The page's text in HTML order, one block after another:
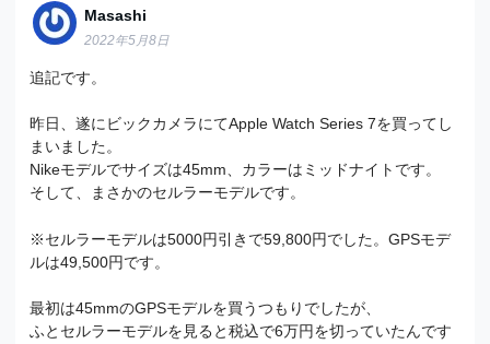
Masashi
2022年5月8日
追記です。
昨日、遂にビックカメラにてApple Watch Series 7を買ってし
まいました。
Nikeモデルでサイズは45mm、カラーはミッドナイトです。
そして、まさかのセルラーモデルです。
※セルラーモデルは5000円引きで59,800円でした。GPSモデ
ルは49,500円です。
最初は45mmのGPSモデルを買うつもりでしたが、
ふとセルラーモデルを見ると税込で6万円を切っていたんです